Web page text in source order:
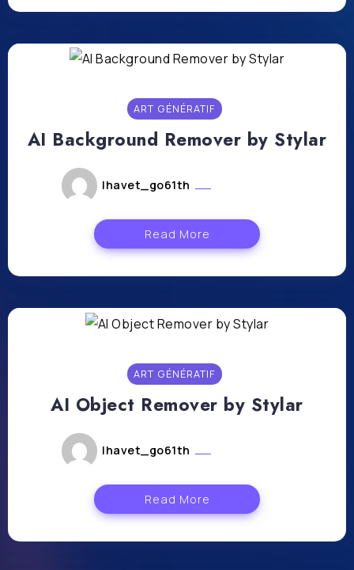
ART GÉNÉRATIF
AI Background Remover by Stylar
lhavet_go61th
Read More
ART GÉNÉRATIF
AI Object Remover by Stylar
lhavet_go61th
Read More